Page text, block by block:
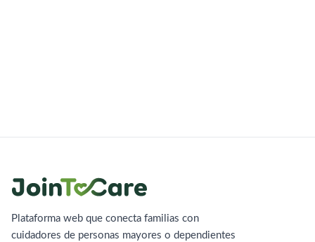
Plataforma web que conecta familias con
cuidadores de personas mayores o dependientes